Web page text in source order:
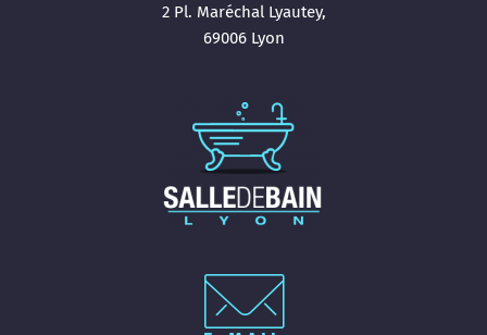
2 Pl. Maréchal Lyautey,
69006 Lyon